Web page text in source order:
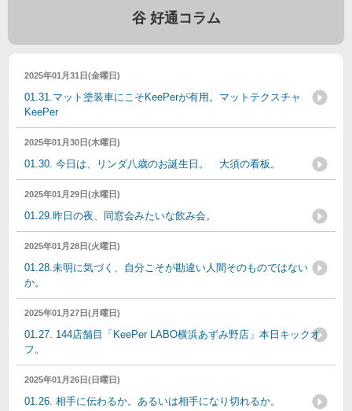
谷 好通コラム
2025年01月31日(金曜日)
01.31.マット塗装車にこそKeePerが有用。マットテクスチャ
KeePer
2025年01月30日(木曜日)
01.30. 今日は、リンダ八歳のお誕生日。 大須の看板。
2025年01月29日(水曜日)
01.29.昨日の夜、同窓会みたいな飲み会。
2025年01月28日(火曜日)
01.28.未明に気づく、自分こそが勘違い人間そのものではない
か。
2025年01月27日(月曜日)
01.27. 144店舗目「KeePer LABO横浜あずみ野店」本日キックオ
フ。
2025年01月26日(日曜日)
01.26. 相手に伝わるか。あるいは相手になり切れるか。